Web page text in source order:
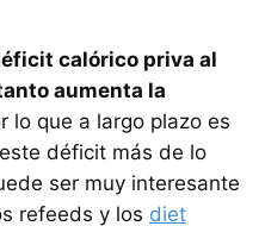
calórico priva al
aumenta la
lo que a largo plazo es
déficit más de lo
ser muy interesante
refeeds y los diet